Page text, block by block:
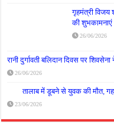
गृहमंत्री विजय
की शुभकामनाएं
26/06/2026
रानी दुर्गावती बलिदान दिवस पर
26/06/2026
तालाब में डूबने से युवक की मौत,
23/06/2026